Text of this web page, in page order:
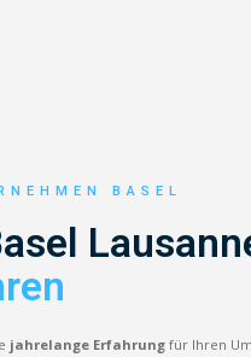
BASEL
jahrelange Erfahrung für Ihren